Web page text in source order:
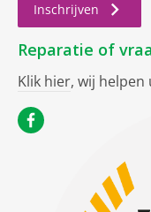
Inschrijven
Reparatie of
Klik hier, wij helpen